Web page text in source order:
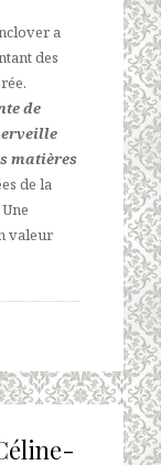
a
des
de
matières
de la
valeur